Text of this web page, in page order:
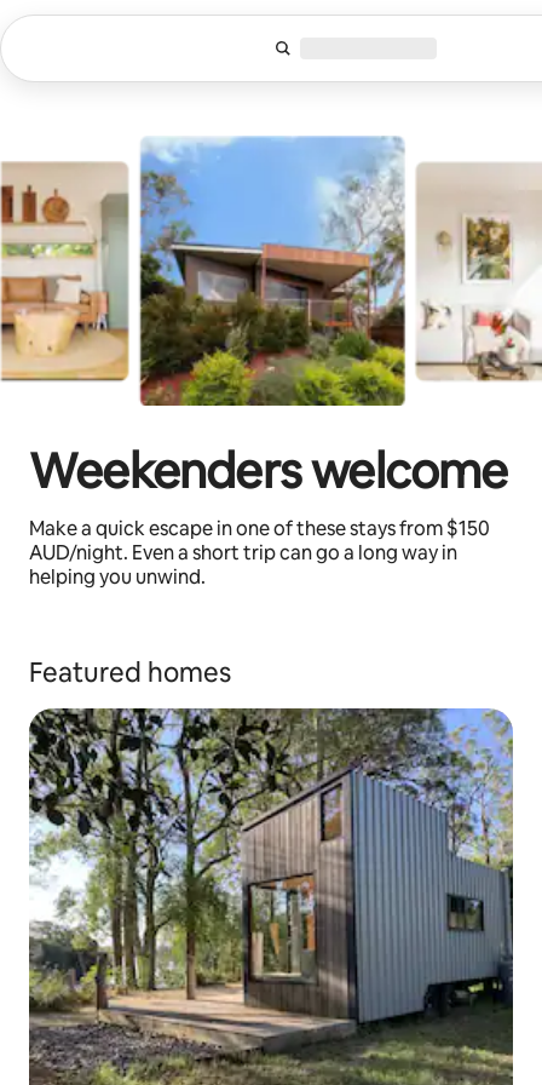
Lewatkan,
langsung
lihat
konten
Weekenders welcome
Make a quick escape in one of these stays from $150
AUD/night. Even a short trip can go a long way in
helping you unwind.
Featured homes